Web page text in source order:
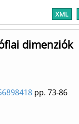
XML
dimenziók
pp. 73-86